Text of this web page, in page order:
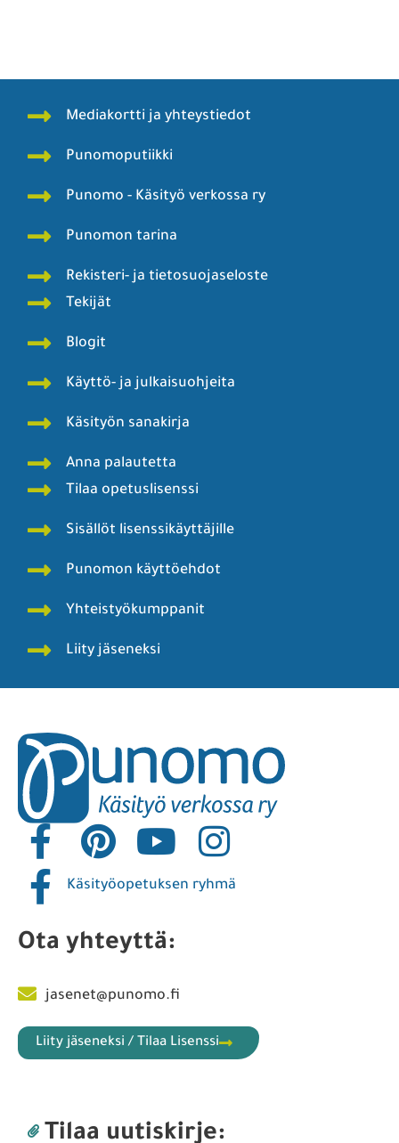
Mediakortti ja yhteystiedot
Punomoputiikki
Punomo - Käsityö verkossa ry
Punomon tarina
Rekisteri- ja tietosuojaseloste
Tekijät
Blogit
Käyttö- ja julkaisuohjeita
Käsityön sanakirja
Anna palautetta
Tilaa opetuslisenssi
Sisällöt lisenssikäyttäjille
Punomon käyttöehdot
Yhteistyökumppanit
Liity jäseneksi
Käsityöopetuksen ryhmä
Ota yhteyttä:
jasenet@punomo.fi
Liity jäseneksi / Tilaa Lisenssi
Tilaa uutiskirje: